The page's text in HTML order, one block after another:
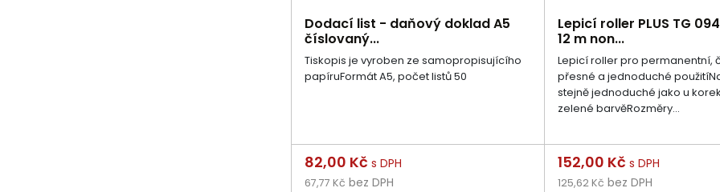
Dodací list - daňový doklad A5
číslovaný...
Tiskopis je vyroben ze samopropisujícího
papíruFormát A5, počet listů 50
Cena
82,00 Kč s DPH
67,77 Kč bez DPH
Lepicí roller PLUS TG
12 m non...
Lepicí roller pro permanentní,
přesné a jednoduché
stejně jednoduché jako u
zelené barvěRozměry...
Cena
152,00 Kč s DPH
125,62 Kč bez DPH